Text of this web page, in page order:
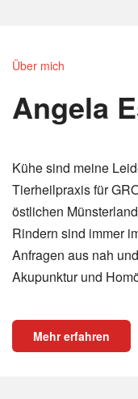
Über mich
Angela
Kühe sind meine
Tierheilpraxis für
östlichen
Rindern sind immer
Anfragen aus nah
Akupunktur und
Mehr erfahren